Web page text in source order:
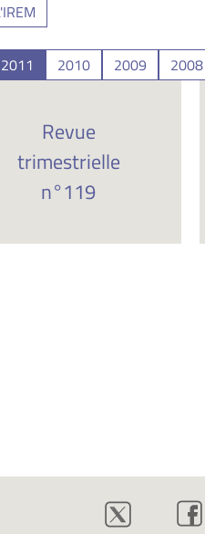
2011 2010 2009 2008
Revue
trimestrielle
n°119